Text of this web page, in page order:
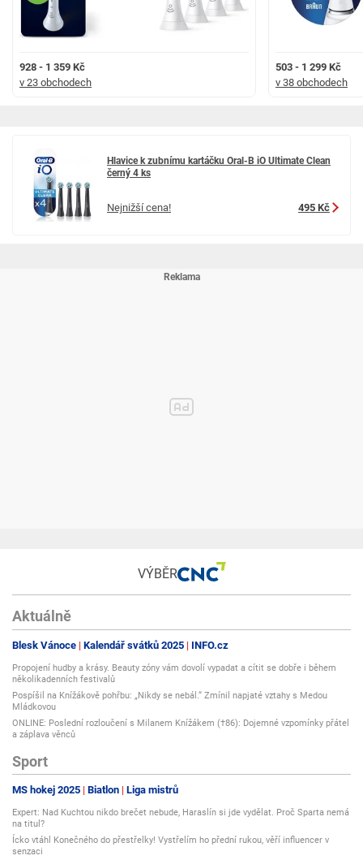
928 - 1 359 Kč
v 23 obchodech
503 - 1 299 Kč
v 38 obchodech
Hlavice k zubnímu kartáčku Oral-B iO Ultimate Clean
černý 4 ks
Nejnižší cena! 495 Kč
VÝBĚR
Aktuálně
Blesk Vánoce Kalendář svátků 2025 INFO.cz
Propojení hudby a krásy. Beauty zóny vám dovolí vypadat a cítit se dobře i během
několikadenních festivalů
Pospíšil na Knížákově pohřbu: „Nikdy se nebál.“ Zmínil napjaté vztahy s Medou
Mládkovou
ONLINE: Poslední rozloučení s Milanem Knížákem (†86): Dojemné vzpomínky přátel
a záplava věnců
Sport
MS hokej 2025 Biatlon Liga mistrů
Expert: Nad Kuchtou nikdo brečet nebude, Haraslín si jde vydělat. Proč Sparta nemá
na titul?
Ícko vtáhl Konečného do přestřelky! Vystřelím ho přední rukou, věří influencer v
senzaci